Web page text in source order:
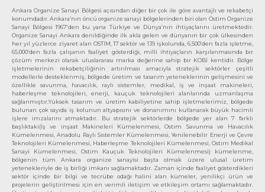
Ankara Organize Sanayi Bölgesi açısından diğer bir çok ile göre avantajlı ve rekabetçi
konumdadır. Ankara’nın öncü organize sanayi bölgelerinden biri olan Ostim Organize
Sanayi Bölgesi 1967’den bu yana Türkiye ve Dünya’nın ihtiyaçlarını üretmektedir.
Organize Sanayi Ankara denildiğinde ilk akla gelen ve dünyanın bir çok ülkesinden
her yıl yüzlerce ziyaret alan OSTİM, 17 sektör ve 139 işkolunda, 6.500’den fazla işletme,
65.000’den fazla çalışanın faaliyet gösterdiği, milli ihtiyaçların karşılanmasında bir
çözüm merkezi olarak uluslararası marka değerine sahip bir KOBİ kentidir. Bölge
işletmelerinin rekabetçiliğinin artırılması amacıyla stratejik sektörler çeşitli
modellerle desteklenmiş, bölgede üretim ve tasarım yeteneklerinin gelişmesini ve
özellikle savunma, havacılık, raylı sistemler, medikal, iş ve inşaat makineleri,
haberleşme teknolojileri, enerji, kauçuk teknolojileri alanlarında uzmanlaşma
sağlanmıştır.Yüksek tasarım ve üretim kabiliyetine sahip işletmelerimiz, bölgede
bulunan çok sayıda iş kolunun altyapısını ve donanımını kullanarak büyük hacimli
işlere imzalarını atmaktadır. Bu stratejik sektörlerde bölgede yer alan 7 farklı
başlıktaki(İş ve inşaat Makineleri Kümelenmesi, Ostim Savunma ve Havacılık
Kümelenmesi, Anadolu Raylı Sistemler Kümelenmesi, Yenilenebilir Enerji ve Çevre
Teknolojileri Kümelenmesi, Haberleşme Teknolojileri Kümelenmesi, Ostim Medikal
Sanayi Kümelenmesi, Ostim Kauçuk Teknolojileri Kümelenmesi) kümelenme,
bölgenin tüm Ankara organize sanayisi başta olmak üzere ulusal üretim
yetenekleriyle de iş birliği imkanı sağlamaktadır. Zaman içinde faaliyet gösterdikleri
sektör içinde bir bilgi ve tecrübe odağı halini alan kümeler, yenilikçi ürün ve
projelerin geliştirilmesi için en verimli iletişim ve etkileşim ortamı sağlamaktadır.